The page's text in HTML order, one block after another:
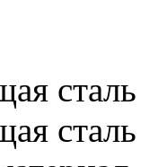
cталь
сталь